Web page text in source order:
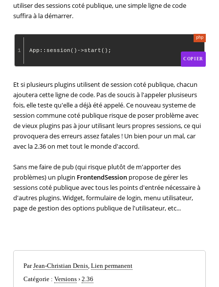
utiliser des sessions coté publique, une simple ligne de code
suffira à la démarrer.
1
COPIER
Et si plusieurs plugins utilisent de session coté publique, chacun
ajoutera cette ligne de code. Pas de soucis à l'appeler plusiseurs
fois, elle teste qu'elle a déjà été appelé. Ce nouveau systeme de
session commune coté publique risque de poser problème avec
de vieux plugins pas à jour utilisant leurs propres sessions, ce qui
provoquera des erreurs assez fatales ! Un bien pour un mal, car
avec la 2.36 on met tout le monde d'accord.
Sans me faire de pub (qui risque plutôt de m'apporter des
problèmes) un plugin FrontendSession propose de gérer les
sessions coté publique avec tous les points d'entrée nécessaire à
d'autres plugins. Widget, formulaire de login, menu utilisateur,
page de gestion des options publique de l'utilisateur, etc...
ParJean-Christian Denis, Lien permanent
Catégorie : Versions› 2.36